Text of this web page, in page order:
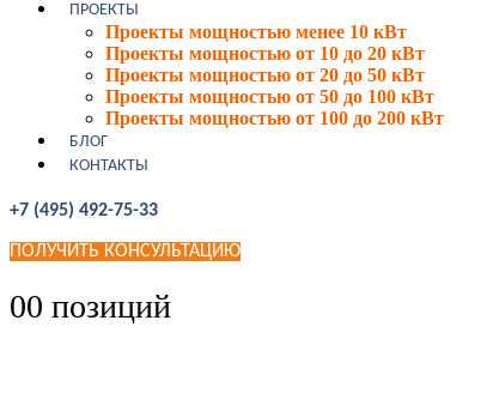
ПРОЕКТЫ
Проекты мощностью менее 10 кВт
Проекты мощностью от 10 до 20 кВт
Проекты мощностью от 20 до 50 кВт
Проекты мощностью от 50 до 100 кВт
Проекты мощностью от 100 до 200 кВт
БЛОГ
КОНТАКТЫ
+7 (495) 492-75-33
ПОЛУЧИТЬ КОНСУЛЬТАЦИЮ
00 позиций